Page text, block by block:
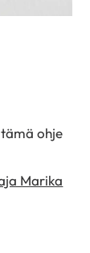
ohje
Marika